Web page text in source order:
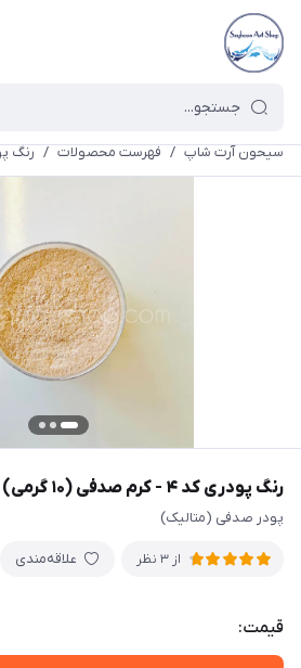
سیحون آرت شاپ / فهرست محصولات / رنگ پودری کد
رنگ پودری کد ۴ - کرم صدفی (۱۰ گرمی)
پودر صدفی (متالیک)
از 3 نظر علاقه‌مندی
قیمت: